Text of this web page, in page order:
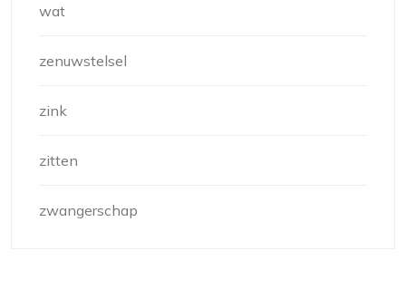
wat
zenuwstelsel
zink
zitten
zwangerschap